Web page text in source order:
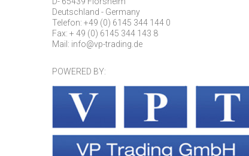
Deutschland - Germany
Telefon: +49 (0) 6145 344 144 0
Fax: + 49 (0) 6145 344 143 8
Mail: info@vp-trading.de
POWERED BY: